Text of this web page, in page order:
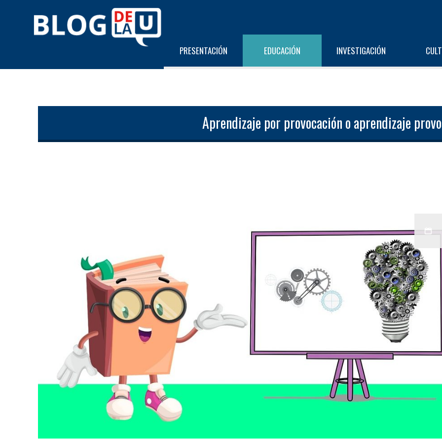
PRESENTACIÓN EDUCACIÓN INVESTIGACIÓN
Aprendizaje por provocación o aprendizaje
Stiven
Espinosa